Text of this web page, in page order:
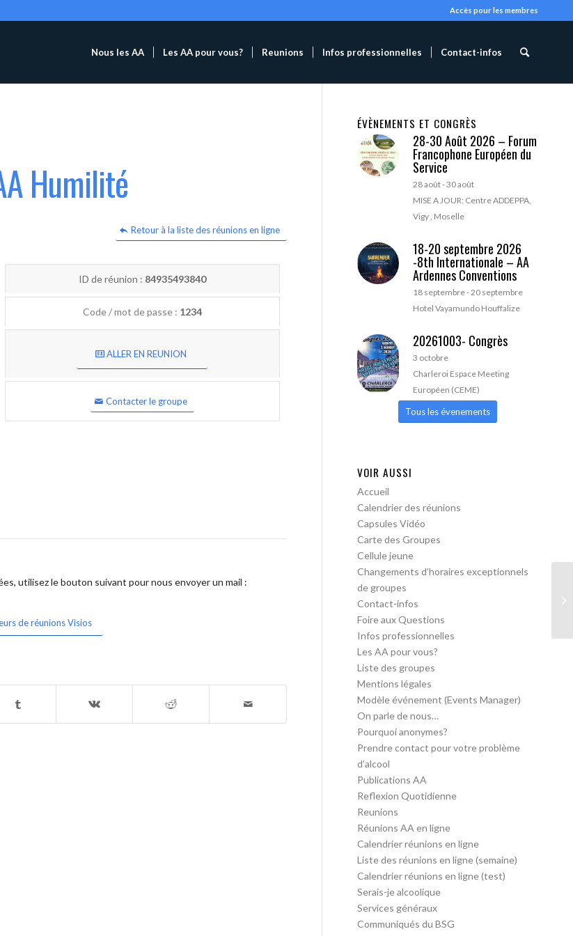
Accès pour les membres
Nous les AA Les AA pour vous? Reunions Infos professionnelles Contact-infos
Humilité
Retour à la liste des réunions en ligne
ID de réunion : 84935493840
Code / mot de passe : 1234
ALLER EN REUNION
Contacter le groupe
utilisez le bouton suivant pour nous envoyer un mail :
de réunions Visios
ÉVÈNEMENTS ET CONGRÈS
28-30 Août 2026 – Forum
Francophone Européen du
Service
28 août-30 août
MISE A JOUR: Centre ADDEPPA,
Vigy , Moselle
18-20 septembre 2026
-8th Internationale – AA
Ardennes Conventions
18 septembre-20 septembre
Hotel Vayamundo Houffalize
20261003- Congrès
3 octobre
Charleroi Espace Meeting
Européen (CEME)
Tous les évenements
VOIR AUSSI
Accueil
Calendrier des réunions
Capsules Vidéo
Carte des Groupes
Cellule jeune
Changements d’horaires exceptionnels
de groupes
Contact-infos
Foire aux Questions
Infos professionnelles
Les AA pour vous?
Liste des groupes
Mentions légales
Modèle événement (Events Manager)
On parle de nous…
Pourquoi anonymes?
Prendre contact pour votre problème
d’alcool
Publications AA
Reflexion Quotidienne
Reunions
Réunions AA en ligne
Calendrier réunions en ligne
Liste des réunions en ligne (semaine)
Calendrier réunions en ligne (test)
Serais-je alcoolique
Services généraux
Communiqués du BSG